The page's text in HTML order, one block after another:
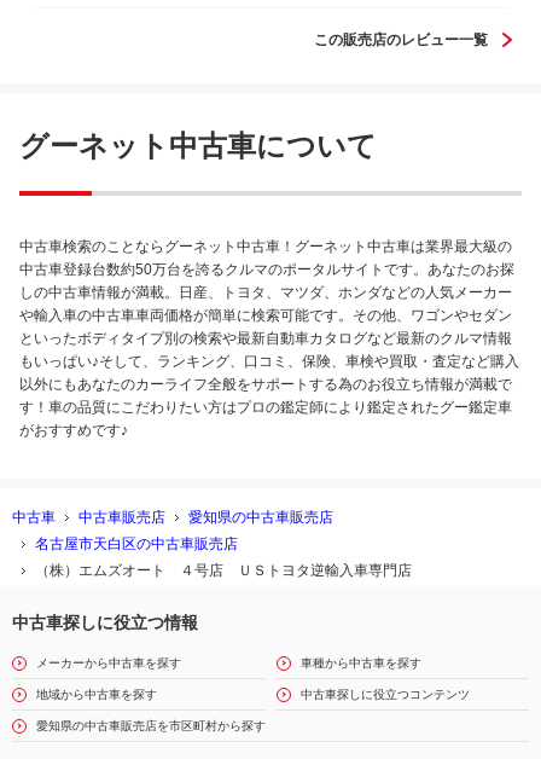
この販売店のレビュー一覧
グーネット中古車について
中古車検索のことならグーネット中古車！グーネット中古車は業界最大級の
中古車登録台数約50万台を誇るクルマのポータルサイトです。あなたのお探
しの中古車情報が満載。日産、トヨタ、マツダ、ホンダなどの人気メーカー
や輸入車の中古車車両価格が簡単に検索可能です。その他、ワゴンやセダン
といったボディタイプ別の検索や最新自動車カタログなど最新のクルマ情報
もいっぱい♪そして、ランキング、口コミ、保険、車検や買取・査定など購入
以外にもあなたのカーライフ全般をサポートする為のお役立ち情報が満載で
す！車の品質にこだわりたい方はプロの鑑定師により鑑定されたグー鑑定車
がおすすめです♪
中古車 中古車販売店
愛知県の中古車販売店
名古屋市天白区の中古車販売店
（株）エムズオート ４号店 ＵＳトヨタ逆輸入車専門店
中古車探しに役立つ情報
メーカーから中古車を探す 車種から中古車を探す
地域から中古車を探す 中古車探しに役立つコンテンツ
愛知県の中古車販売店を市区町村から探す